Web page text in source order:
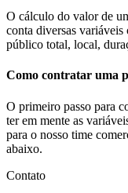
O cálculo do valor de
conta diversas
público total, local,
Como contratar uma
O primeiro passo para
ter em mente as
para o nosso time
abaixo.
Contato